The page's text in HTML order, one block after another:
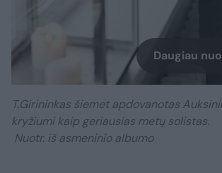
Daugiau
T.Girininkas šiemet apdovanotas
kryžiumi kaip geriausias metų solistas.
Nuotr. iš asmeninio albumo